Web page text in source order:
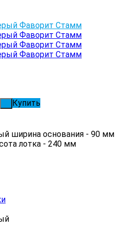
Купить
ширина основания - 90 мм
лотка - 240 мм